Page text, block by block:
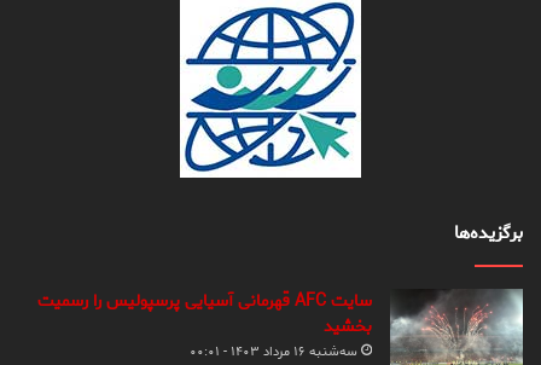
برگزیده‌ها
سایت AFC قهرمانی آسیایی پرسپولیس را رسمیت
بخشید
سه‌شنبه ۱۶ مرداد ۱۴۰۳ - ۰۰:۰۱